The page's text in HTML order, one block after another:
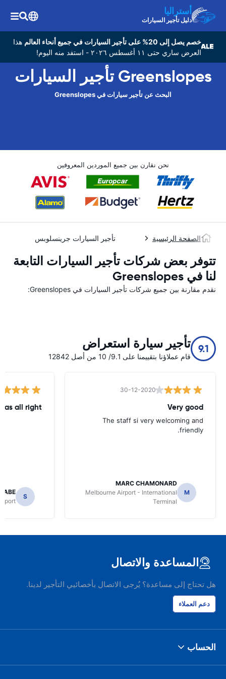
أستراليا
دليل تأجير السيارات
خصم يصل إلى 20% على تأجير السيارات في جميع أنحاء العالم
هذا
العرض ساري حتى ١١ أغسطس ٢٠٢٦ - استفد منه اليوم!
Greenslopes تأجير السيارات
البحث عن تأجير سيارات في Greenslopes
نحن نقارن بين جميع الموردين المعروفين
الصفحة الرئيسية تأجير السيارات جرينسلوبس
تتوفر بعض شركات تأجير السيارات التابعة
لنا في Greenslopes
نقدم مقارنة بين جميع شركات تأجير السيارات في Greenslopes:
9.1 تأجير سيارة استعراض
قام عملاؤنا بتقييمنا على 9.1/ 10 من أصل 12842
30-12-2020
Very good
The staff si very welcoming and
friendly.
M
MARC CHAMONARD
Melbourne Airport - International
Terminal
all right
S
المساعدة والاتصال
هل تحتاج إلى مساعدة؟ يُرجى الاتصال بأخصائيي التأجير لدينا.
دعم العملاء
الحساب